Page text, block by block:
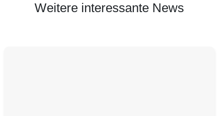
Weitere interessante News